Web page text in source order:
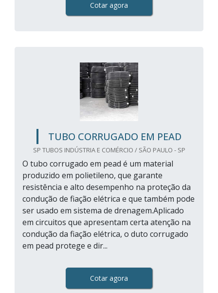
Cotar agora
TUBO CORRUGADO EM PEAD
SP TUBOS INDÚSTRIA E COMÉRCIO / SÃO PAULO - SP
O tubo corrugado em pead é um material
produzido em polietileno, que garante
resistência e alto desempenho na proteção da
condução de fiação elétrica e que também pode
ser usado em sistema de drenagem.Aplicado
em circuitos que apresentam certa atenção na
condução da fiação elétrica, o duto corrugado
em pead protege e dir...
Cotar agora